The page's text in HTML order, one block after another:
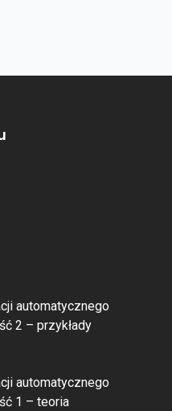
automatycznego
2 – przykłady
automatycznego
1 – teoria